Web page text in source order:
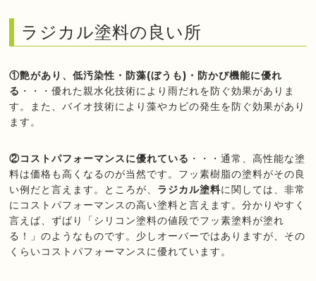
ラジカル塗料の良い所
①艶があり、低汚染性・防藻(ぼうも)・防かび機能に優れ
る ・・・優れた親水化技術により雨だれを防ぐ効果がありま
す。また、バイオ技術により藻やカビの発生を防ぐ効果があり
ます。
②コストパフォーマンスに優れている ・・・通常、高性能な塗
料は価格も高くなるのが当然です。フッ素樹脂の塗料がその良
い例だと言えます。ところが、 ラジカル塗料に関しては、非常
にコストパフォーマンスの高い塗料と言えます。分かりやすく
言えば、ずばり「シリコン塗料の値段でフッ素塗料が塗れ
る！」のようなものです。少しオーバーではありますが、その
くらいコストパフォーマンスに優れています。